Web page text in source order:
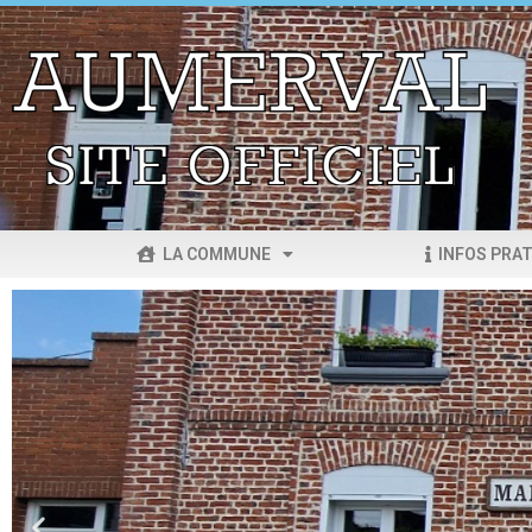
LA COMMUNE INFOS